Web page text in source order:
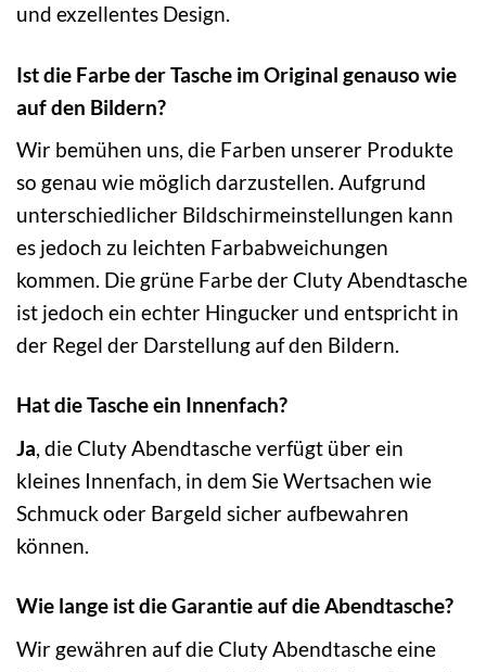
und exzellentes Design.
Ist die Farbe der Tasche im Original genauso wie
auf den Bildern?
Wir bemühen uns, die Farben unserer Produkte
so genau wie möglich darzustellen. Aufgrund
unterschiedlicher Bildschirmeinstellungen kann
es jedoch zu leichten Farbabweichungen
kommen. Die grüne Farbe der Cluty Abendtasche
ist jedoch ein echter Hingucker und entspricht in
der Regel der Darstellung auf den Bildern.
Hat die Tasche ein Innenfach?
Ja, die Cluty Abendtasche verfügt über ein
kleines Innenfach, in dem Sie Wertsachen wie
Schmuck oder Bargeld sicher aufbewahren
können.
Wie lange ist die Garantie auf die Abendtasche?
Wir gewähren auf die Cluty Abendtasche eine